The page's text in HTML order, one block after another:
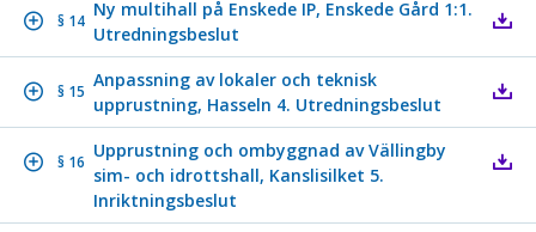
§ 14
Ny multihall på Enskede IP, Enskede Gård 1:1.
Utredningsbeslut
§ 15
Anpassning av lokaler och teknisk
upprustning, Hasseln 4. Utredningsbeslut
§ 16
Upprustning och ombyggnad av Vällingby
sim- och idrottshall, Kanslisilket 5.
Inriktningsbeslut